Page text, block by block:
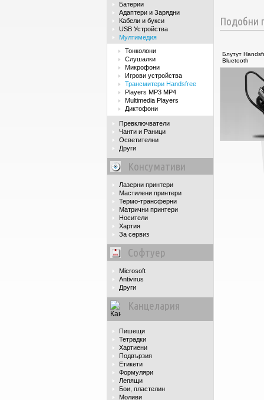
Батерии
Адаптери и Зарядни
Кабели и букси
USB Устройства
Мултимедия
Тонколони
Слушалки
Микрофони
Игрови устройства
Трансмитери Handsfree
Players MP3 MP4
Multimedia Players
Диктофони
Превключватели
Чанти и Раници
Осветителни
Други
Консумативи
Лазерни принтери
Мастилени принтери
Термо-трансферни
Матрични принтери
Носители
Хартия
За сервиз
Софтуер
Microsoft
Antivirus
Други
Канцелария
Пишещи
Тетрадки
Хартиени
Подвързия
Етикети
Формуляри
Лепящи
Бои, пластелин
Моливи
Подобни
Блутут
Bluetooth